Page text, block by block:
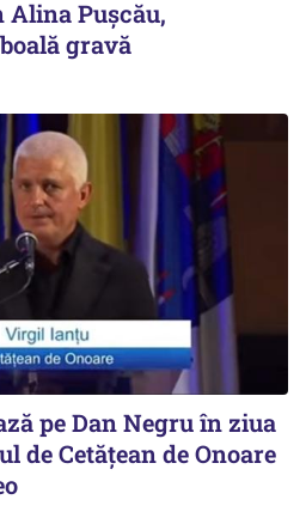
Pușcău,
gravă
pe Dan Negru în ziua
de Cetățean de Onoare